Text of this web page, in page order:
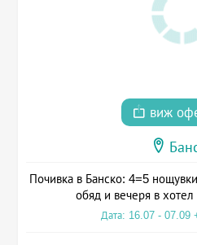
виж
Почивка в Банско: 4=5
обяд и вечеря в
Дата: 16.07 - 07.09